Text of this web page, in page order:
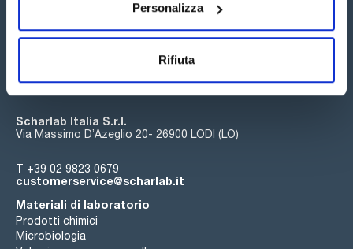
Personalizza
Rifiuta
Iscriviti alla Newsletter
Scharlab Italia S.r.l.
Via Massimo D’Azeglio 20- 26900 LODI (LO)
T +39 02 9823 0679
customerservice@scharlab.it
Materiali di laboratorio
Prodotti chimici
Microbiologia